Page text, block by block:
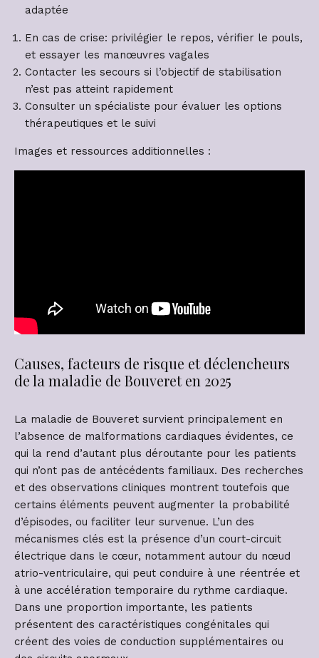
adaptée
En cas de crise: privilégier le repos, vérifier le pouls,
et essayer les manœuvres vagales
Contacter les secours si l’objectif de stabilisation
n’est pas atteint rapidement
Consulter un spécialiste pour évaluer les options
thérapeutiques et le suivi
Images et ressources additionnelles :
Causes, facteurs de risque et déclencheurs
de la maladie de Bouveret en 2025
La maladie de Bouveret survient principalement en
l’absence de malformations cardiaques évidentes, ce
qui la rend d’autant plus déroutante pour les patients
qui n’ont pas de antécédents familiaux. Des recherches
et des observations cliniques montrent toutefois que
certains éléments peuvent augmenter la probabilité
d’épisodes, ou faciliter leur survenue. L’un des
mécanismes clés est la présence d’un court-circuit
électrique dans le cœur, notamment autour du nœud
atrio-ventriculaire, qui peut conduire à une réentrée et
à une accélération temporaire du rythme cardiaque.
Dans une proportion importante, les patients
présentent des caractéristiques congénitales qui
créent des voies de conduction supplémentaires ou